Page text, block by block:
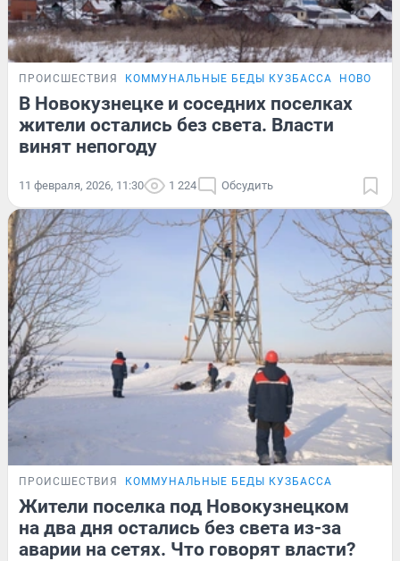
ПРОИСШЕСТВИЯ КОММУНАЛЬНЫЕ БЕДЫ КУЗБАССА НОВОСТИ
В Новокузнецке и соседних поселках
жители остались без света. Власти
винят непогоду
11 февраля, 2026, 11:30 1 224 Обсудить
ПРОИСШЕСТВИЯ КОММУНАЛЬНЫЕ БЕДЫ КУЗБАССА
Жители поселка под Новокузнецком
на два дня остались без света из-за
аварии на сетях. Что говорят власти?